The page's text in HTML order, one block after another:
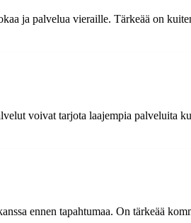
ja palvelua vieraille. Tärkeää on
voivat tarjota laajempia palveluita
ennen tapahtumaa. On tärkeää